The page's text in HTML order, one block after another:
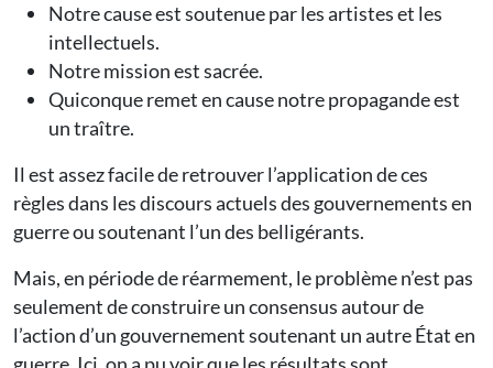
Notre cause est soutenue par les artistes et les
intellectuels.
Notre mission est sacrée.
Quiconque remet en cause notre propagande est
un traître.
Il est assez facile de retrouver l’application de ces
règles dans les discours actuels des gouvernements en
guerre ou soutenant l’un des belligérants.
Mais, en période de réarmement, le problème n’est pas
seulement de construire un consensus autour de
l’action d’un gouvernement soutenant un autre État en